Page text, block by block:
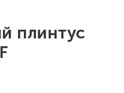
плинтус